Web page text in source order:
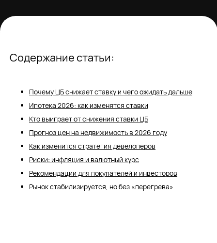
Содержание статьи:
Почему ЦБ снижает ставку и чего ожидать дальше
Ипотека 2026: как изменятся ставки
Кто выиграет от снижения ставки ЦБ
Прогноз цен на недвижимость в 2026 году
Как изменится стратегия девелоперов
Риски: инфляция и валютный курс
Рекомендации для покупателей и инвесторов
Рынок стабилизируется, но без «перегрева»